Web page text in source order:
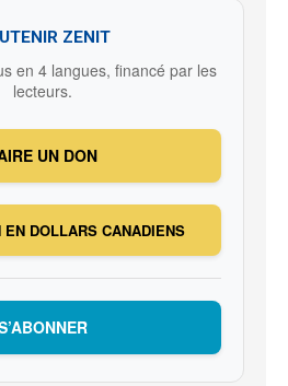
ZENIT
en 4 langues, financé par les
lecteurs.
UN DON
EN DOLLARS CANADIENS